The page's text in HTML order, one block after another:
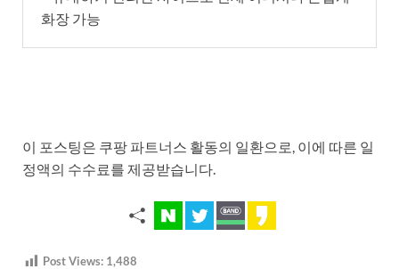
화장 가능
이 포스팅은 쿠팡 파트너스 활동의 일환으로, 이에 따른 일
정액의 수수료를 제공받습니다.
Post Views: 1,488